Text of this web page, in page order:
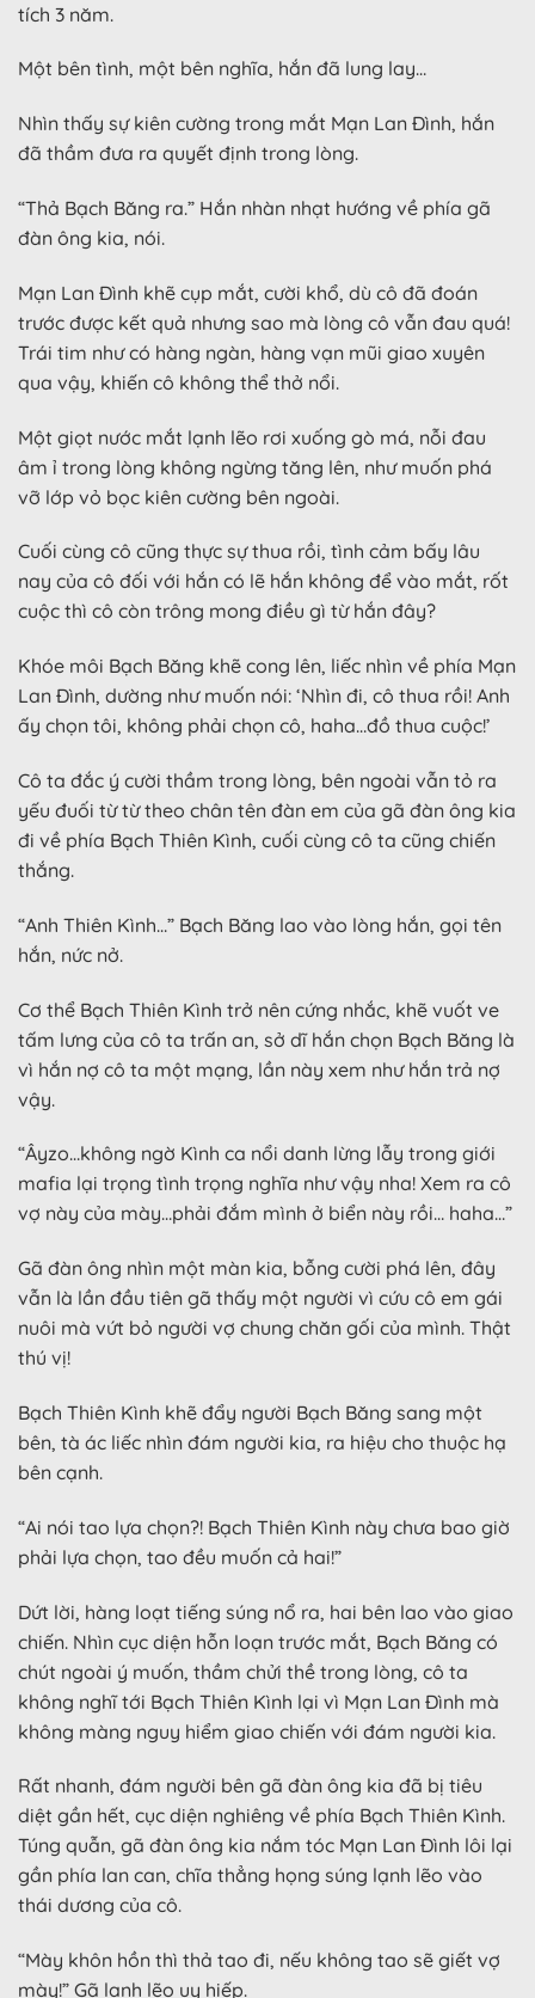
tích 3 năm.
Một bên tình, một bên nghĩa, hắn đã lung lay…
Nhìn thấy sự kiên cường trong mắt Mạn Lan Đình, hắn
đã thầm đưa ra quyết định trong lòng.
“Thả Bạch Băng ra.” Hắn nhàn nhạt hướng về phía gã
đàn ông kia, nói.
Mạn Lan Đình khẽ cụp mắt, cười khổ, dù cô đã đoán
trước được kết quả nhưng sao mà lòng cô vẫn đau quá!
Trái tim như có hàng ngàn, hàng vạn mũi giao xuyên
qua vậy, khiến cô không thể thở nổi.
Một giọt nước mắt lạnh lẽo rơi xuống gò má, nỗi đau
âm ỉ trong lòng không ngừng tăng lên, như muốn phá
vỡ lớp vỏ bọc kiên cường bên ngoài.
Cuối cùng cô cũng thực sự thua rồi, tình cảm bấy lâu
nay của cô đối với hắn có lẽ hắn không để vào mắt, rốt
cuộc thì cô còn trông mong điều gì từ hắn đây?
Khóe môi Bạch Băng khẽ cong lên, liếc nhìn về phía Mạn
Lan Đình, dường như muốn nói: ‘Nhìn đi, cô thua rồi! Anh
ấy chọn tôi, không phải chọn cô, haha…đồ thua cuộc!’
Cô ta đắc ý cười thầm trong lòng, bên ngoài vẫn tỏ ra
yếu đuối từ từ theo chân tên đàn em của gã đàn ông kia
đi về phía Bạch Thiên Kình, cuối cùng cô ta cũng chiến
thắng.
“Anh Thiên Kình…” Bạch Băng lao vào lòng hắn, gọi tên
hắn, nức nở.
Cơ thể Bạch Thiên Kình trở nên cứng nhắc, khẽ vuốt ve
tấm lưng của cô ta trấn an, sở dĩ hắn chọn Bạch Băng là
vì hắn nợ cô ta một mạng, lần này xem như hắn trả nợ
vậy.
“Âyzo…không ngờ Kình ca nổi danh lừng lẫy trong giới
mafia lại trọng tình trọng nghĩa như vậy nha! Xem ra cô
vợ này của mày…phải đắm mình ở biển này rồi… haha…”
Gã đàn ông nhìn một màn kia, bỗng cười phá lên, đây
vẫn là lần đầu tiên gã thấy một người vì cứu cô em gái
nuôi mà vứt bỏ người vợ chung chăn gối của mình. Thật
thú vị!
Bạch Thiên Kình khẽ đẩy người Bạch Băng sang một
bên, tà ác liếc nhìn đám người kia, ra hiệu cho thuộc hạ
bên cạnh.
“Ai nói tao lựa chọn?! Bạch Thiên Kình này chưa bao giờ
phải lựa chọn, tao đều muốn cả hai!”
Dứt lời, hàng loạt tiếng súng nổ ra, hai bên lao vào giao
chiến. Nhìn cục diện hỗn loạn trước mắt, Bạch Băng có
chút ngoài ý muốn, thầm chửi thề trong lòng, cô ta
không nghĩ tới Bạch Thiên Kình lại vì Mạn Lan Đình mà
không màng nguy hiểm giao chiến với đám người kia.
Rất nhanh, đám người bên gã đàn ông kia đã bị tiêu
diệt gần hết, cục diện nghiêng về phía Bạch Thiên Kình.
Túng quẫn, gã đàn ông kia nắm tóc Mạn Lan Đình lôi lại
gần phía lan can, chĩa thẳng họng súng lạnh lẽo vào
thái dương của cô.
“Mày khôn hồn thì thả tao đi, nếu không tao sẽ giết vợ
mày!” Gã lạnh lẽo uy hiếp.